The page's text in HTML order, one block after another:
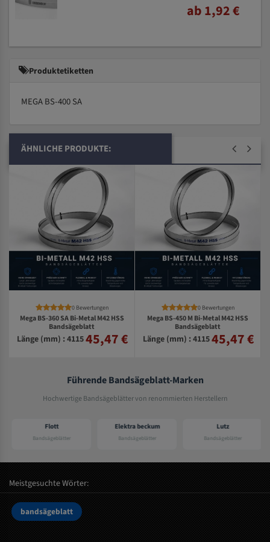
ab 1,92 €
Produktetiketten
MEGA BS-400 SA
ÄHNLICHE PRODUKTE:
0 Bewertungen
Mega BS-360 SA Bi-Metal M42 HSS
Bandsägeblatt
Länge (mm) : 411545,47 €
0 Bewertungen
Mega BS-450 M Bi-Metal M42 HSS
Bandsägeblatt
Länge (mm) : 411545,47 €
Führende Bandsägeblatt-Marken
Hochwertige Bandsägeblätter von renommierten Herstellern
Flott
Bandsägeblätter
Elektra beckum
Bandsägeblätter
Lutz
Bandsägeblätter
Meistgesuchte Wörter:
bandsägeblatt